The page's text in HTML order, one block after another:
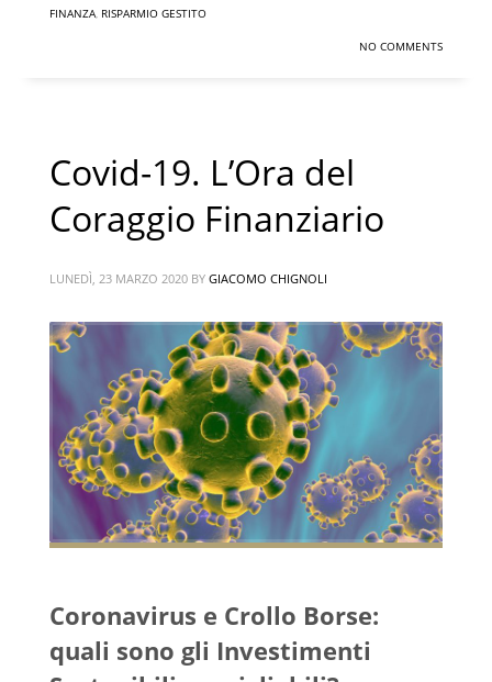
FINANZA RISPARMIO GESTITO
NO COMMENTS
Covid-19. L’Ora del
Coraggio Finanziario
LUNEDÌ, 23 MARZO 2020 BY GIACOMO CHIGNOLI
Coronavirus e Crollo Borse:
quali sono gli Investimenti